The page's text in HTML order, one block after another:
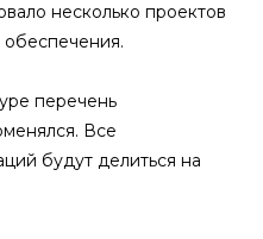
несколько проектов
перечень
Все
будут делиться на